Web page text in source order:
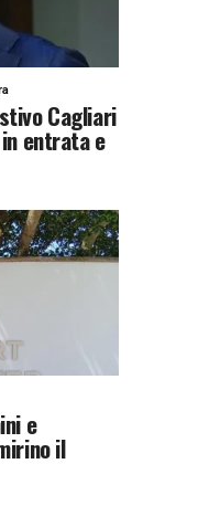
Cagliari
entrata e
e
il